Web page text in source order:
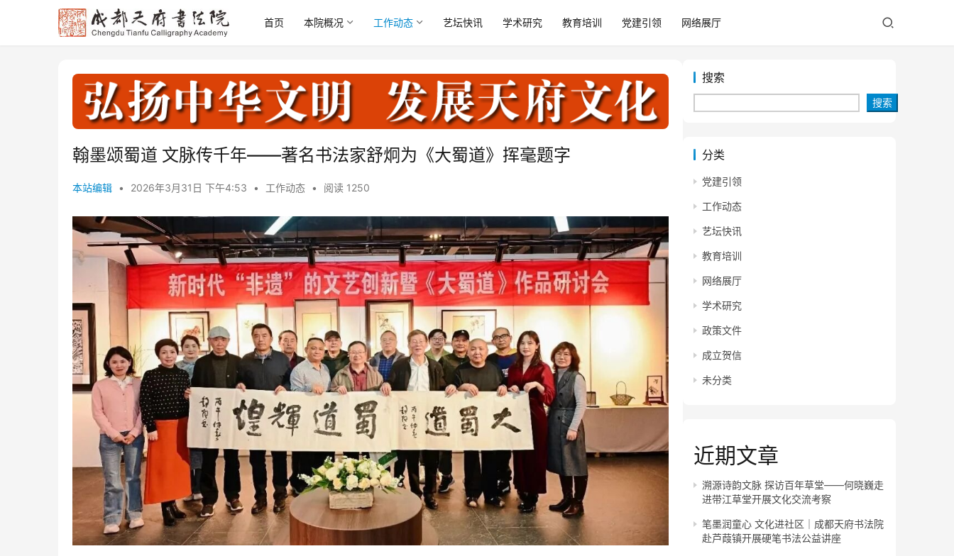
首页 本院概况 工作动态 艺坛快讯 学术研究 教育培训 党建引领 网络展厅
翰墨颂蜀道 文脉传千年——著名书法家舒炯为《大蜀道》挥毫题字
本站编辑 • 2026年3月31日 下午4:53 • 工作动态 • 阅读 1250
搜索
搜索
分类
党建引领
工作动态
艺坛快讯
教育培训
网络展厅
学术研究
政策文件
成立贺信
未分类
近期文章
溯源诗韵文脉 探访百年草堂——何晓巍走
进带江草堂开展文化交流考察
笔墨润童心 文化进社区｜成都天府书法院
赴芦葭镇开展硬笔书法公益讲座